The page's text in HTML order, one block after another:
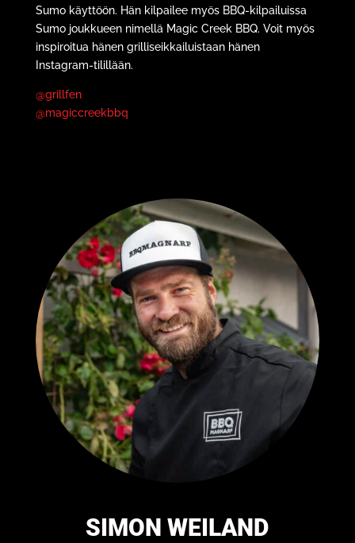
Sumo käyttöön. Hän kilpailee myös BBQ-kilpailuissa
Sumo joukkueen nimellä Magic Creek BBQ. Voit myös
inspiroitua hänen grilliseikkailuistaan hänen
Instagram-tilillään.
@grillfen
@magiccreekbbq
SIMON WEILAND